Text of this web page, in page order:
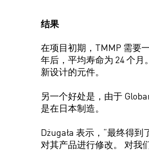
结果
在项目初期，TMMP 需要
年后，平均寿命为 24 个
新设计的元件。
另一个好处是，由于
是在日本制造。
Dżugała 表示，“最终得到
对其产品进行修改。 对我